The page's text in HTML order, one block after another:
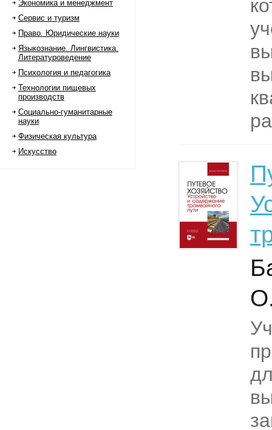
Экономика и менеджмент
Сервис и туризм
Право. Юридические науки
Языкознание. Лингвистика.
Литературоведение
Психология и педагогика
Технологии пищевых
производств
Социально-гуманитарные
науки
Физическая культура
Искусство